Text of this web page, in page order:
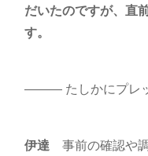
だいたのですが、直
す。
――― たしかにプレッ
伊達事前の確認や調